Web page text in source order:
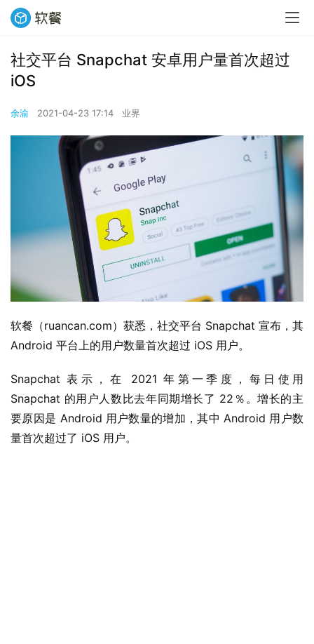
社交平台 Snapchat 安卓用户量首次超过
iOS
余渝 2021-04-23 17:14 业界
软餐（ruancan.com）获悉，社交平台 Snapchat 宣布，其
Android 平台上的用户数量首次超过 iOS 用户。
Snapchat 表示，在 2021 年第一季度，每日使用
Snapchat 的用户人数比去年同期增长了 22％。增长的主
要原因是 Android 用户数量的增加，其中 Android 用户数
量首次超过了 iOS 用户。